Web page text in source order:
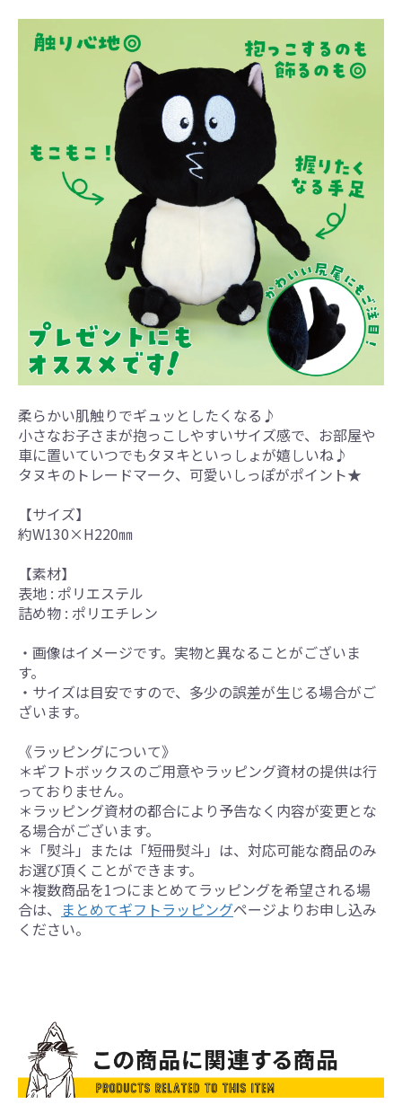
柔らかい肌触りでギュッとしたくなる♪
小さなお子さまが抱っこしやすいサイズ感で、お部屋や
車に置いていつでもタヌキといっしょが嬉しいね♪
タヌキのトレードマーク、可愛いしっぽがポイント★
【サイズ】
約W130×H220㎜
【素材】
表地 : ポリエステル
詰め物 : ポリエチレン
・画像はイメージです。実物と異なることがございま
す。
・サイズは目安ですので、多少の誤差が生じる場合がご
ざいます。
《ラッピングについて》
＊ギフトボックスのご用意やラッピング資材の提供は行
っておりません。
＊ラッピング資材の都合により予告なく内容が変更とな
る場合がございます。
＊「熨斗」または「短冊熨斗」は、対応可能な商品のみ
お選び頂くことができます。
＊複数商品を1つにまとめてラッピングを希望される場
合は、 まとめてギフトラッピングページよりお申し込み
ください。